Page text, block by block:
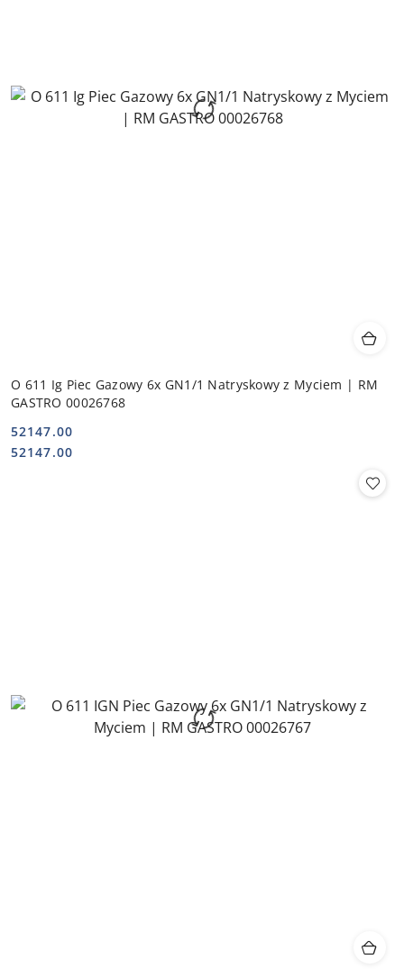
O 611 Ig Piec Gazowy 6x GN1/1 Natryskowy z Myciem | RM
GASTRO 00026768
Cena:
52147.00
Cena:
52147.00